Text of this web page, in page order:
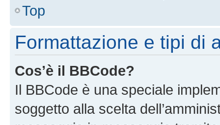
Top
Formattazione e tipi di
Cos’è il BBCode?
Il BBCode è una speciale
soggetto alla scelta